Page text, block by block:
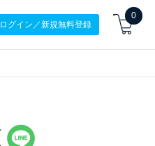
ログイン／新規無料登録
0